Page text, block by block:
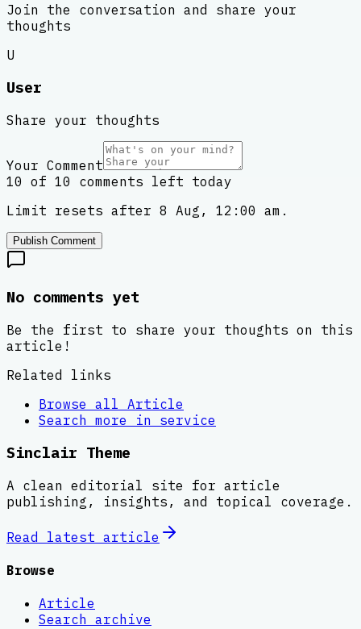
Join the conversation and share your
thoughts
U
User
Share your thoughts
Your Comment
10 of 10 comments left today
Limit resets after 8 Aug, 12:00 am.
Publish Comment
No comments yet
Be the first to share your thoughts on this
article!
Related links
Browse all Article
Search more in service
Sinclair Theme
A clean editorial site for article
publishing, insights, and topical coverage.
Read latest article
Browse
Article
Search archive